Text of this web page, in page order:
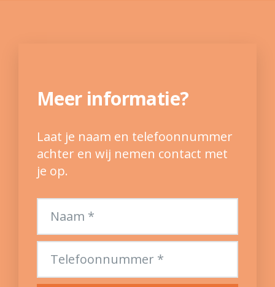
Meer informatie?
Laat je naam en telefoonnummer
achter en wij nemen contact met
je op.